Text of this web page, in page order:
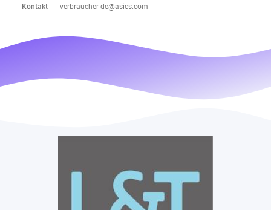
Kontakt
verbraucher-de@asics.com